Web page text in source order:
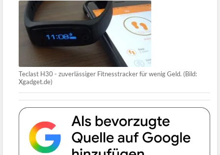
Teclast H30 - zuverlässiger Fitnesstracker für wenig Geld. (Bild:
Xgadget.de)